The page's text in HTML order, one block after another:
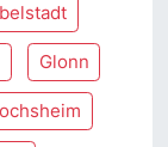
Glonn